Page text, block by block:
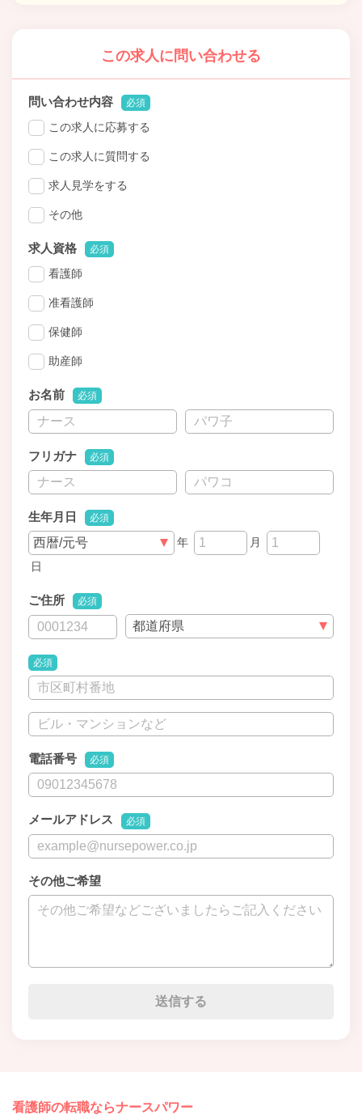
この求人に問い合わせる
問い合わせ内容 必須
この求人に応募する
この求人に質問する
求人見学をする
その他
求人資格 必須
看護師
准看護師
保健師
助産師
お名前 必須
フリガナ 必須
生年月日 必須
年
月
日
ご住所 必須
必須
電話番号 必須
メールアドレス 必須
その他ご希望
看護師の転職ならナースパワー